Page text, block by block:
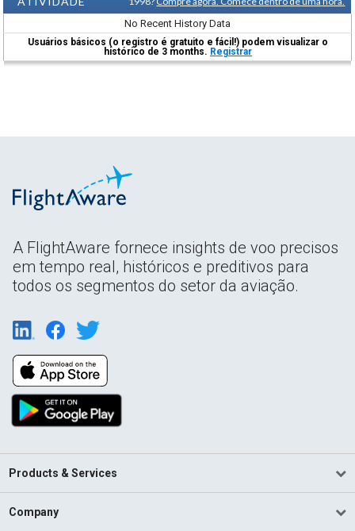
No Recent History Data
Usuários básicos (o registro é gratuito e fácil!) podem visualizar o
histórico de 3 months. Registrar
A FlightAware fornece insights de voo precisos
em tempo real, históricos e preditivos para
todos os segmentos do setor da aviação.
Products & Services
Company